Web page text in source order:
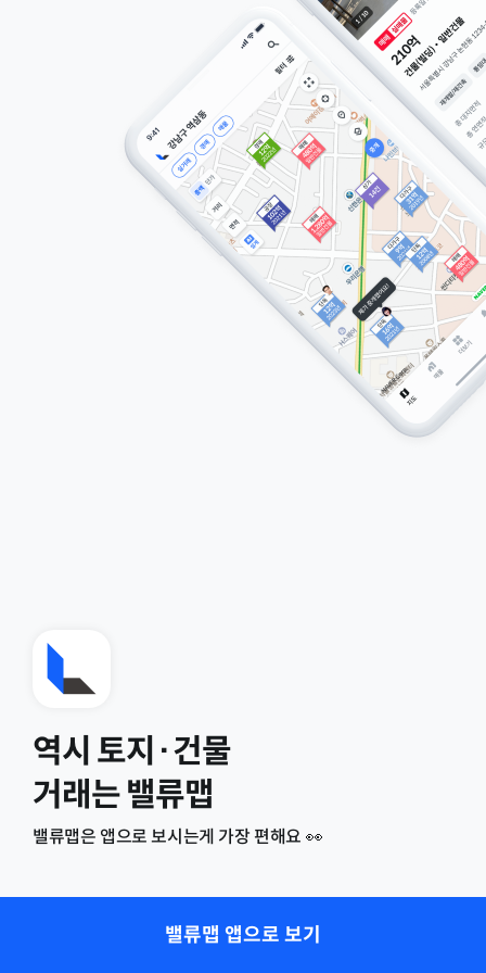
역시 토지·건물
거래는 밸류맵
밸류맵은 앱으로 보시는게 가장 편해요 👀
밸류맵 앱으로 보기